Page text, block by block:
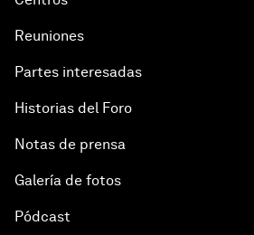
Reuniones
Partes interesadas
Historias del Foro
Notas de prensa
Galería de fotos
Pódcast